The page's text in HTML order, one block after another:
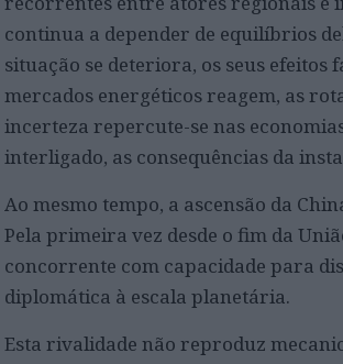
continua a depender de equilíbrios
situação se deteriora, os seus
mercados energéticos reagem, as
incerteza repercute-se nas
interligado, as consequências da
Ao mesmo tempo, a ascensão da
Pela primeira vez desde o fim da
concorrente com capacidade para
diplomática à escala planetária.
Esta rivalidade não reproduz